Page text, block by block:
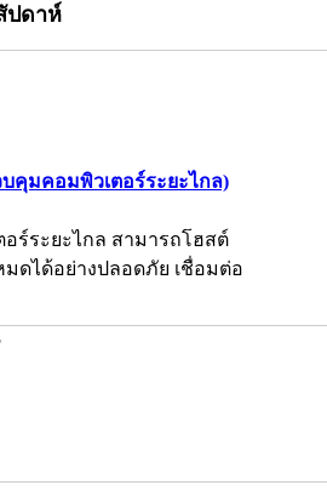
ปดาห์
คุมคอมพิวเตอร์ระยะไกล)
อร์ระยะไกล สามารถโฮสต์
ดได้อย่างปลอดภัย เชื่อมต่อ